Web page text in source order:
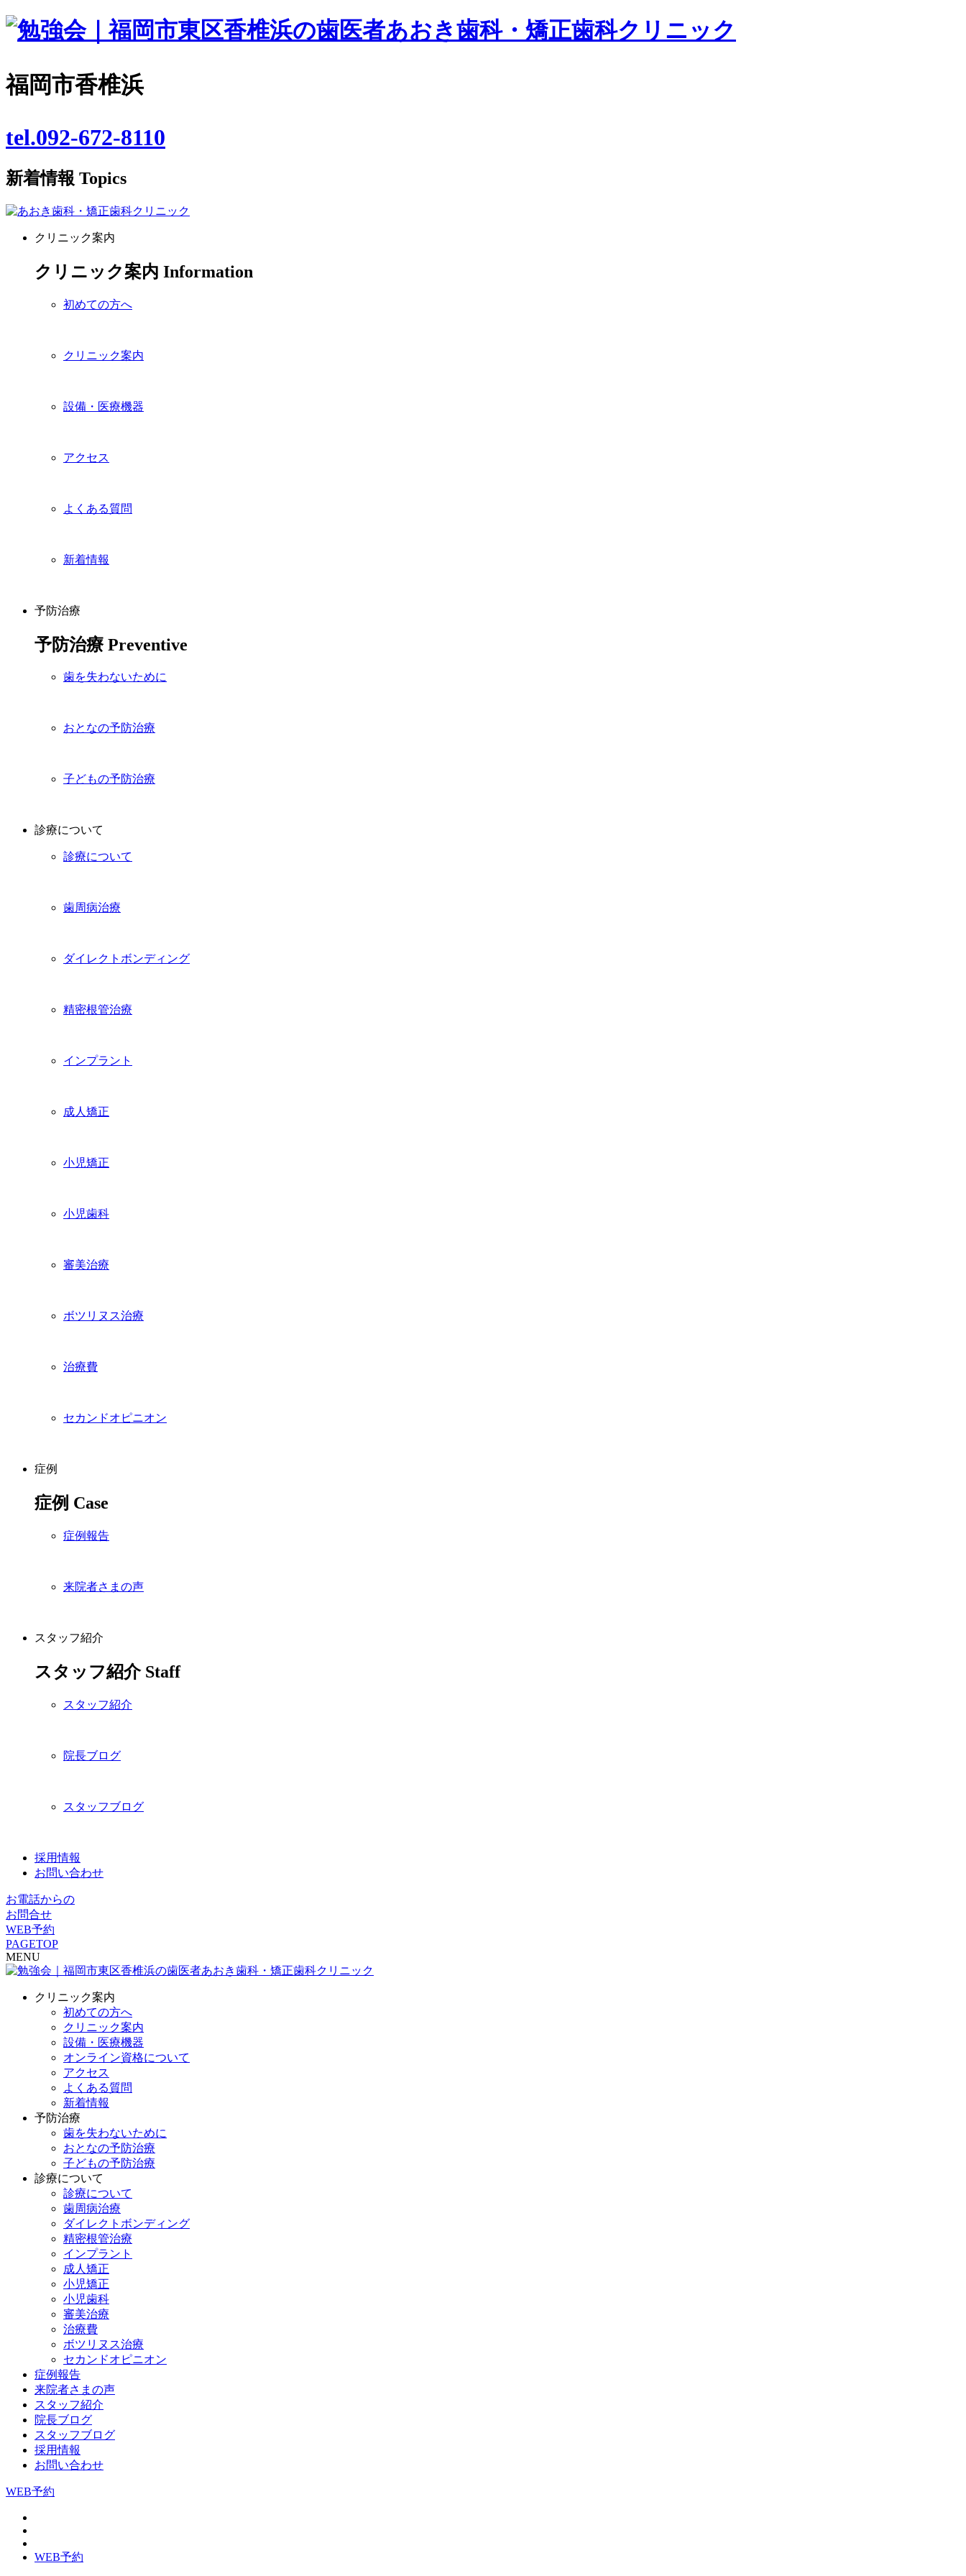
福岡市香椎浜
tel.092-672-8110
新着情報 Topics
クリニック案内
クリニック案内 Information
初めての方へ
クリニック案内
設備・医療機器
アクセス
よくある質問
新着情報
予防治療
予防治療 Preventive
歯を失わないために
おとなの予防治療
子どもの予防治療
診療について
診療について
歯周病治療
ダイレクトボンディング
精密根管治療
インプラント
成人矯正
小児矯正
小児歯科
審美治療
ボツリヌス治療
治療費
セカンドオピニオン
症例
症例 Case
症例報告
来院者さまの声
スタッフ紹介
スタッフ紹介 Staff
スタッフ紹介
院長ブログ
スタッフブログ
採用情報
お問い合わせ
お電話からの
お問合せ
WEB予約
PAGETOP
MENU
クリニック案内
初めての方へ
クリニック案内
設備・医療機器
オンライン資格について
アクセス
よくある質問
新着情報
予防治療
歯を失わないために
おとなの予防治療
子どもの予防治療
診療について
診療について
歯周病治療
ダイレクトボンディング
精密根管治療
インプラント
成人矯正
小児矯正
小児歯科
審美治療
治療費
ボツリヌス治療
セカンドオピニオン
症例報告
来院者さまの声
スタッフ紹介
院長ブログ
スタッフブログ
採用情報
お問い合わせ
WEB予約
WEB予約